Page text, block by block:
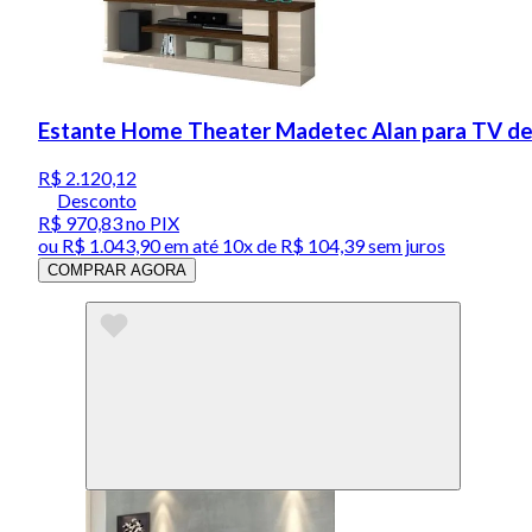
Estante Home Theater Madetec Alan para TV
R$ 2.120,12
Desconto
R$ 970,83no PIX
ou R$ 1.043,90em até 10x de R$ 104,39 sem juros
COMPRAR AGORA